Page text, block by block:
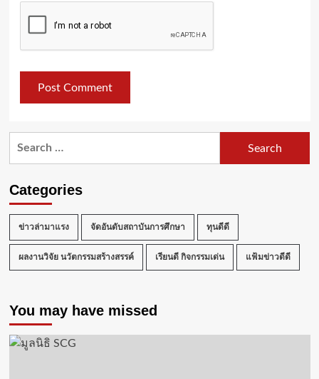
Categories
ข่าวล่ามาแรง จัดอันดับสถาบันการศึกษา ทุนดีดี
ผลงานวิจัย นวัตกรรมสร้างสรรค์ เรียนดี กิจกรรมเด่น แฟ้มข่าวดีดี
You may have missed